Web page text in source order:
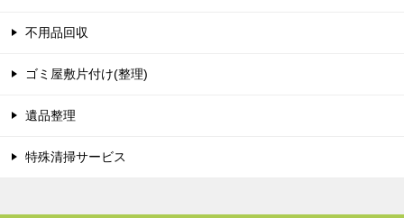
不用品回収
ゴミ屋敷片付け(整理)
遺品整理
特殊清掃サービス